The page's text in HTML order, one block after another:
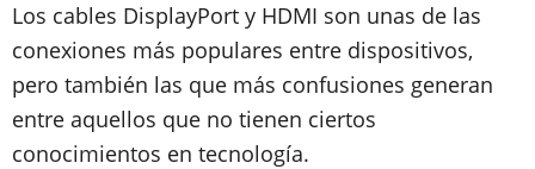
Los cables DisplayPort y HDMI son unas de las
conexiones más populares entre dispositivos,
pero también las que más confusiones generan
entre aquellos que no tienen ciertos
conocimientos en tecnología.